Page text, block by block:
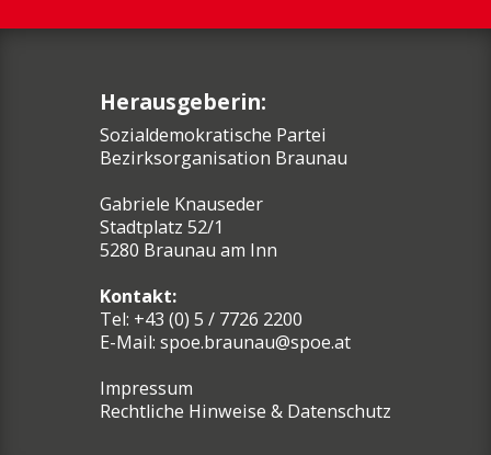
Herausgeberin:
Sozialdemokratische Partei
Bezirksorganisation Braunau
Gabriele Knauseder
Stadtplatz 52/1
5280 Braunau am Inn
Kontakt:
Tel: +43 (0) 5 / 7726 2200
E-Mail: spoe.braunau@spoe.at
Impressum
Rechtliche Hinweise & Datenschutz